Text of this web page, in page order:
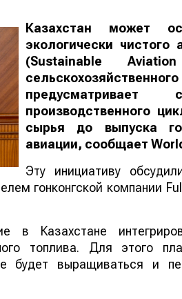
Казахстан может
экологически чистого
(Sustainable
предусматривает
производственного
сырья до выпуска
авиации, сообщает
Эту инициативу
гонконгской компании
в Казахстане
топлива. Для этого
будет выращиваться и